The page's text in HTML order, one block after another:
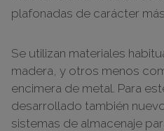
plafonadas de carácter
Se utilizan materiales
madera, y otros menos
encimera de metal. Para
desarrollado también
sistemas de almacenaje